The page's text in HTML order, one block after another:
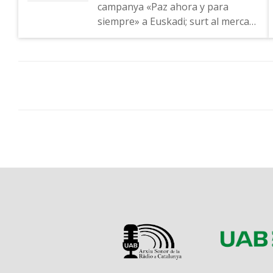
campanya «Paz ahora y para
siempre» a Euskadi; surt al mercat
el diari El Mundo; entrevistes de